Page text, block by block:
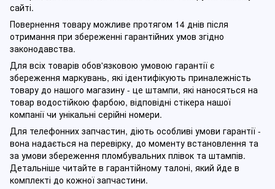
сайті.
Повернення товару можливе протягом 14 днів після
отримання при збереженні гарантійних умов згідно
законодавства.
Для всіх товарів обов'язковою умовою гарантії є
збереження маркувань, які ідентифікують приналежність
товару до нашого магазину - це штампи, які наносяться на
товар водостійкою фарбою, відповідні стікера нашої
компанії чи унікальні серійні номери.
Для телефонних запчастин, діють особливі умови гарантії -
вона надається на перевірку, до моменту встановлення та
за умови збереження пломбувальних плівок та штампів.
Детальніше читайте в гарантійному талоні, який йде в
комплекті до кожної запчастини.